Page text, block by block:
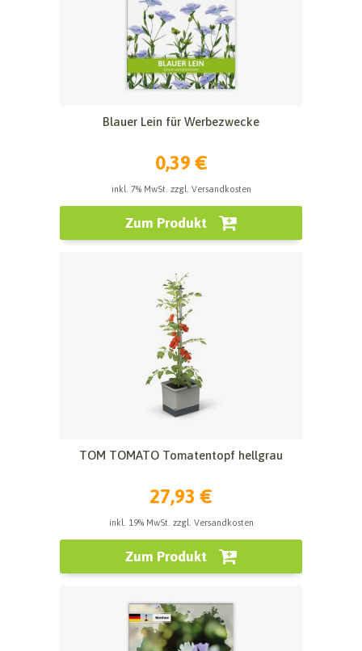
Blauer Lein für Werbezwecke
0,39 €
inkl. 7% MwSt. zzgl. Versandkosten
Zum Produkt
TOM TOMATO Tomatentopf hellgrau
27,93 €
inkl. 19% MwSt. zzgl. Versandkosten
Zum Produkt